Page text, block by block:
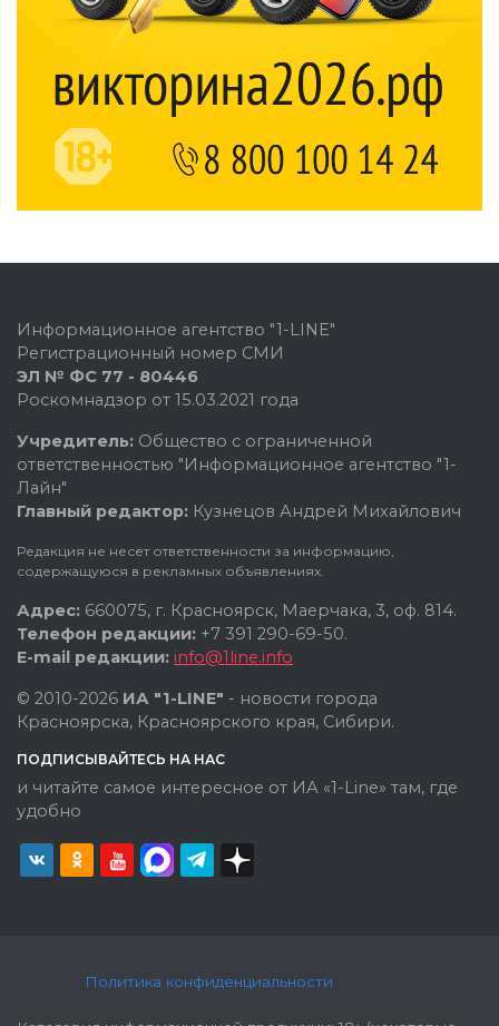
Информационное агентство "1-LINE"
Регистрационный номер СМИ
ЭЛ № ФС 77 - 80446
Роскомнадзор от 15.03.2021 года
Учредитель: Общество с ограниченной
ответственностью "Информационное агентство "1-
Лайн"
Главный редактор: Кузнецов Андрей Михайлович
Редакция не несет ответственности за информацию,
содержащуюся в рекламных объявлениях.
Адрес: 660075, г. Красноярск, Маерчака, 3, оф. 814.
Телефон редакции: +7 391 290-69-50.
E-mail редакции: info@1line.info
© 2010-2026 ИА "1-LINE" - новости города
Красноярска, Красноярского края, Сибири.
ПОДПИСЫВАЙТЕСЬ НА НАС
и читайте самое интересное от ИА «1-Line» там, где
удобно
Политика конфиденциальности